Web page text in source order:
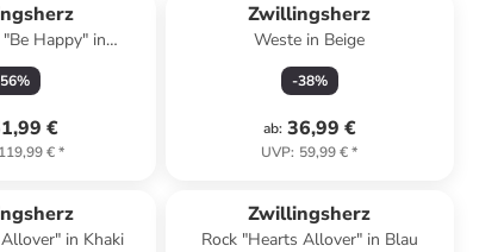
Happy" in
56%
€
119,99 €*
Zwillingsherz
Weste in Beige
-38%
ab: 36,99 €
UVP: 59,99 €*
in Khaki
Zwillingsherz
Rock "Hearts Allover" in Blau